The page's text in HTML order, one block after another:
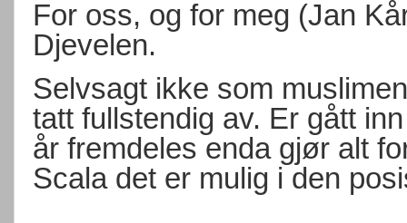
For oss, og for meg (Jan
Djevelen.
Selvsagt ikke som
tatt fullstendig av. Er gått
år fremdeles enda gjør alt
Scala det er mulig i den